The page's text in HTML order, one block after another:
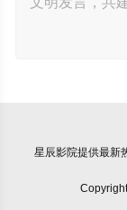
星辰影院提供最新